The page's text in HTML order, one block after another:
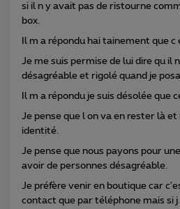
si il n y avait pas de ristourne
box.
Il m a répondu hai tainement que c
Je me suis permise de lui dire qu il
désagréable et rigolé quand je
Il m a répondu je suis désolée que
Je pense que l on va en rester là
identité.
Je pense que nous payons pour
avoir de personnes désagréable.
Je préfère venir en boutique car
contact que par téléphone mais si j